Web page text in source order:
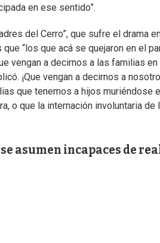
en ese sentido”.
del Cerro”, que sufre el drama
“los que acá se quejaron en el
vengan a decirnos a las familias
¡Que vengan a decirnos a
que tenemos a hijos muriéndose
o que la internación involuntaria de
asumen incapaces de